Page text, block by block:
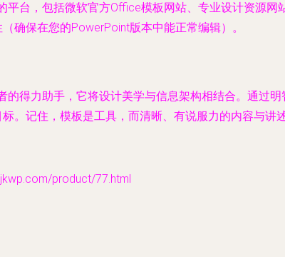
平台，包括微软官方Office模板网站、专业设计资源
确保在您的PowerPoint版本中能正常编辑）。
的得力助手，它将设计美学与信息架构相结合。通过
。记住，模板是工具，而清晰、有说服力的内容与讲
product/77.html